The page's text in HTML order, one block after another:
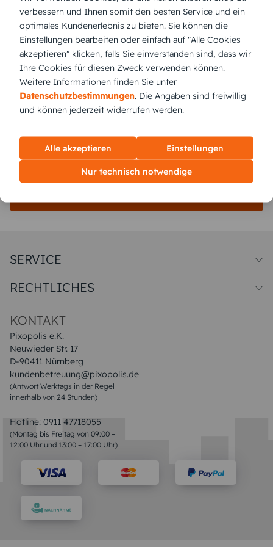
Papierart: Bilderdruck
Menge:
Stückpreis: 0,88 €
Gesamtpreis: 22,00 € Inkl. MwSt. zzgl. Versand
KONTAKT
Pixopolis e.K.
Neuwieder Str. 17
D-90411 Nürnberg
kundenbetreuung@pixopolis.de
(Antwort Werktags in der Regel
innerhalb von 24 Stunden)
Hotline: 0911 47718055
(Montag bis Freitag von 09:00 –
12:00 Uhr und 13:00 – 17:00 Uhr)
SERVICE
Druck & Qualitat
RECHTLICHES
Impressum & AGB
verbessern und Ihnen somit den besten Service und ein
optimales Kundenerlebnis zu bieten. Sie können die
Einstellungen bearbeiten oder einfach auf "Alle Cookies
akzeptieren" klicken, falls Sie einverstanden sind, dass wir
Ihre Cookies für diesen Zweck verwenden können.
Weitere Informationen finden Sie unter
Datenschutzbestimmungen. Die Angaben sind freiwillig
und können jederzeit widerrufen werden.
Alle akzeptieren Einstellungen
Nur technisch notwendige